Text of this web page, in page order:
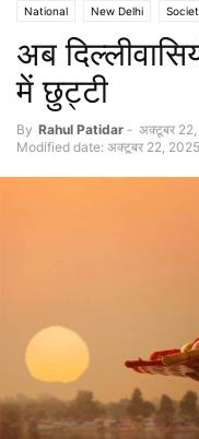
National New Delhi
अब
में छुट्टी
By Rahul Patidar - अक्टूबर 22,
Modified date: अक्टूबर 22, 2025